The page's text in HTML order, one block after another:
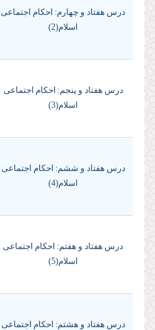
درس هفتاد و چهارم: احکام اجتماعی
اسلام(2)
درس هفتاد و پنجم: احکام اجتماعی
اسلام(3)
درس هفتاد و ششم: احکام اجتماعی
اسلام(4)
درس هفتاد و هفتم: احکام اجتماعی
اسلام(5)
درس هفتاد و هشتم: احکام اجتماعی